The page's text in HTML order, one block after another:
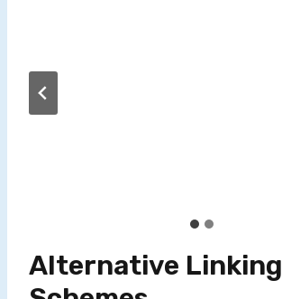
Alternative Linking